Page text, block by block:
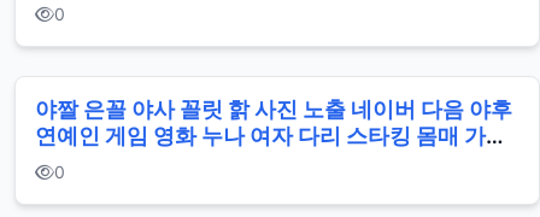
0
야짤 은꼴 야사 꼴릿 핡 사진 노출 네이버 다음 야후
연예인 게임 영화 누나 여자 다리 스타킹 몸매 가슴
슴가 사툐넷
0